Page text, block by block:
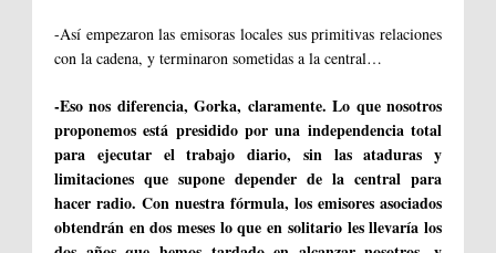
-Así empezaron las emisoras locales sus primitivas relaciones
con la cadena, y terminaron sometidas a la central…
-Eso nos diferencia, Gorka, claramente. Lo que nosotros
proponemos está presidido por una independencia total
para ejecutar el trabajo diario, sin las ataduras y
limitaciones que supone depender de la central para
hacer radio. Con nuestra fórmula, los emisores asociados
obtendrán en dos meses lo que en solitario les llevaría los